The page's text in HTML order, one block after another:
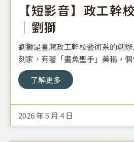
【短影音】政工幹
｜劉獅
劉獅是臺灣政工幹校藝術系的創
刻家，有著「畫魚聖手」美稱，
校任教時，既嚴格又不失幽默，讓
了深刻印象。
了解更多
2026 年 5 月 4 日